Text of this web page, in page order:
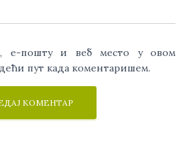
е-пошту и веб место у овом
пут када коментаришем.